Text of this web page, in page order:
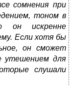
сомнения при
тоном в
он искренне
Если хотя бы
он сможет
утешением для
слушали